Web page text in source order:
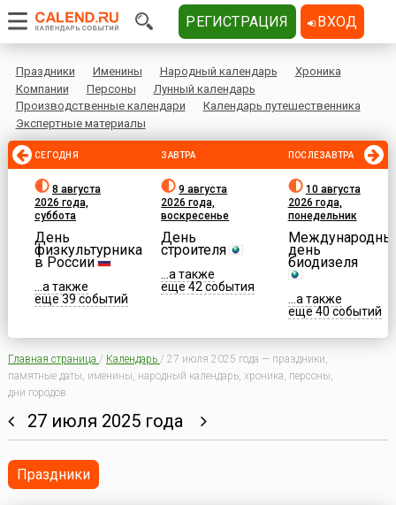
Праздники Именины Народный календарь
Хроника
Компании
Персоны
Лунный календарь
Производственные календари
Календарь путешественника
Экспертные материалы
СЕГОДНЯ
8 августа
2026 года,
суббота
День
физкультурника
в России
...а также
еще 39 событий
ЗАВТРА
9 августа
2026 года,
воскресенье
День
строителя
...а также
еще 42 события
ПОСЛЕЗАВТРА
10 августа
2026 года,
понедельник
день
биодизеля
...а также
еще 40 событий
Главная страница / Календарь / 27 июля 2025 года — праздники,
памятные даты, именины, народный календарь, хроника, персоны,
дни городов
27 июля 2025 года
Праздники
РЕГИСТРАЦИЯ ВХОД